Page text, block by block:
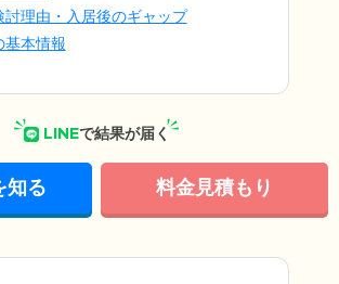
討理由・入居後のギャップ
基本情報
LINEで結果が届く
知る 料金見積もり